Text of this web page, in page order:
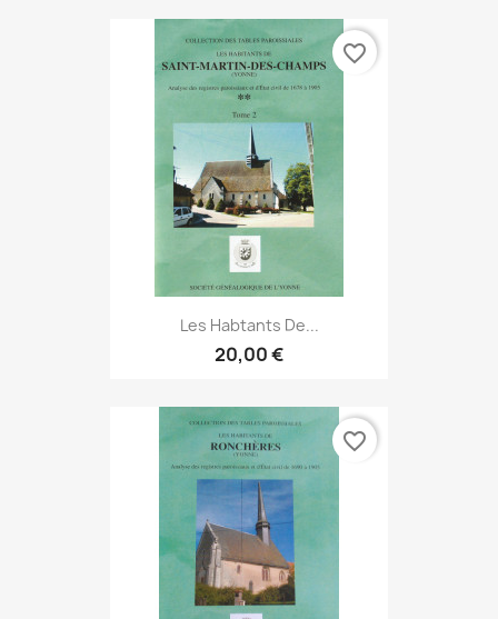
Les Habtants De...
20,00 €
favorite_border
favorite_border